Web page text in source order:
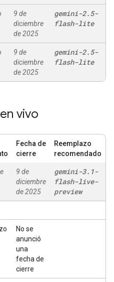
9 de
diciembre
de 2025
gemini-2.5-
flash-lite
9 de
diciembre
de 2025
gemini-2.5-
flash-lite
vivo
Fecha de
cierre
Reemplazo
recomendado
9 de
diciembre
de 2025
gemini-3. 1-
flash-live-
preview
No se
anunció
una
fecha de
cierre